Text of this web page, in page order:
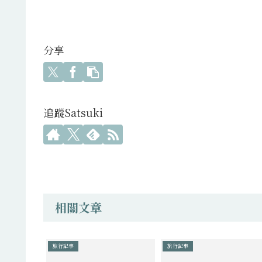
分享
追蹤Satsuki
相關文章
旅行記事 旅行記事